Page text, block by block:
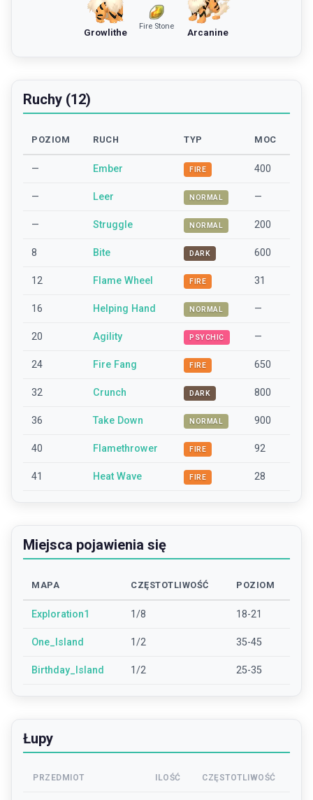
Growlithe
Fire Stone
Arcanine
Ruchy (12)
POZIOM RUCH TYP MOC
— Ember FIRE 400
— Leer NORMAL —
— Struggle NORMAL 200
8 Bite DARK 600
12 Flame Wheel FIRE 31
16 Helping Hand NORMAL —
20 Agility PSYCHIC —
24 Fire Fang FIRE 650
32 Crunch DARK 800
36 Take Down NORMAL 900
40 Flamethrower FIRE 92
41 Heat Wave FIRE 28
Miejsca pojawienia się
MAPA CZĘSTOTLIWOŚĆ POZIOM
Exploration1 1/8 18-21
One_Island 1/2 35-45
Birthday_Island 1/2 25-35
Łupy
PRZEDMIOT ILOŚĆ CZĘSTOTLIWOŚĆ